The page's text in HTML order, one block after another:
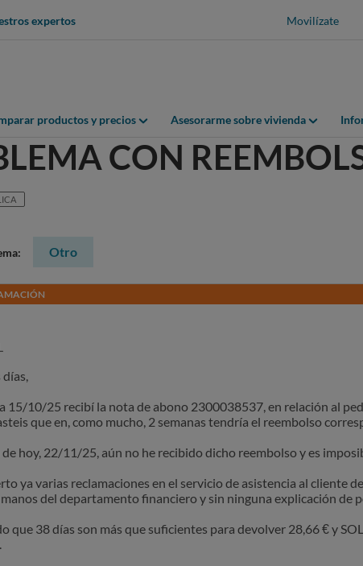
expertos Movilízate
productos y precios Asesorarme sobre vivienda
CON
Otro
días,
15/10/25 recibí la nota de abono 2300038537, en relación al
que en, como mucho, 2 semanas tendría el reembolso
de hoy, 22/11/25, aún no he recibido dicho reembolso y es
ya varias reclamaciones en el servicio de asistencia al cliente
del departamento financiero y sin ninguna explicación de
que 38 días son más que suficientes para devolver 28,66 € y